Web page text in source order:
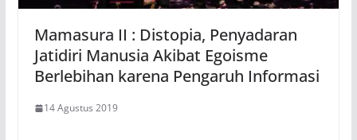
Mamasura II : Distopia, Penyadaran
Jatidiri Manusia Akibat Egoisme
Berlebihan karena Pengaruh Informasi
14 Agustus 2019